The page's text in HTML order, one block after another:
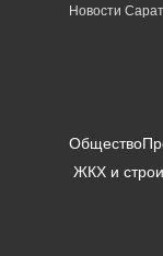
Новости
Общество
ЖКХ и